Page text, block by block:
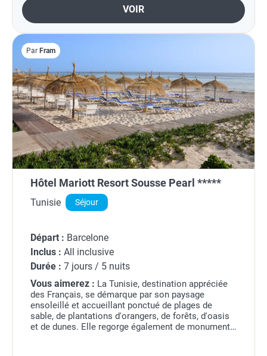
VOIR
Par Fram
Hôtel Mariott Resort Sousse Pearl *****
Tunisie Séjour
Départ : Barcelone
Inclus : All inclusive
Durée : 7 jours / 5 nuits
Vous aimerez : La Tunisie, destination appréciée
des Français, se démarque par son paysage
ensoleillé et accueillant ponctué de plages de
sable, de plantations d'orangers, de forêts, d'oasis
et de dunes. Elle regorge également de monuments